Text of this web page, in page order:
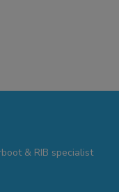
& RIB specialist